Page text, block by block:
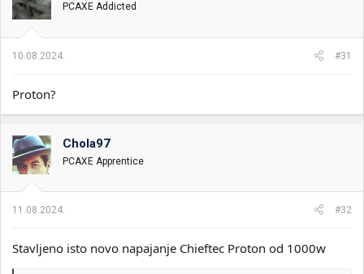
PCAXE Addicted
10.08.2024. #31
Proton?
Chola97
PCAXE Apprentice
11.08.2024. #32
Stavljeno isto novo napajanje Chieftec Proton od 1000w